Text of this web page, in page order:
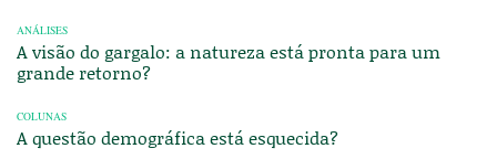
ANÁLISES
A visão do gargalo: a natureza está pronta para um
grande retorno?
COLUNAS
A questão demográfica está esquecida?